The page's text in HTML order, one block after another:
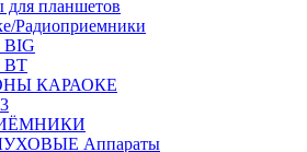
для планшетов
Радиоприемники
КАРАОКЕ
Аппараты